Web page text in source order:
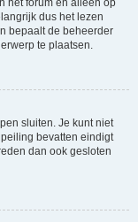
het forum en alleen op
dus het lezen
bepaalt de beheerder
te plaatsen.
sluiten. Je kunt niet
bevatten eindigt
dan ook gesloten